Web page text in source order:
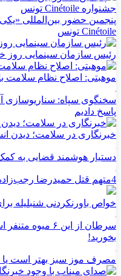
پنجمین حضور بین‌المللی
Cinétoile تونس
رئیس سازمان سینمایی روز
موهبتی: اصلاح نظام سلامت
سخنگوی سپاه: سناریوسازی
پاسخ دادیم
خبرنگاری در سلامت؛ دیدن
دستیار هوشمند قضایی به
4متهم قتل حمیدرضا رجب‌زاده دستگیر شدند
خواص باورنکردنی شنبلیله
سرطان از این ۶
بخورید!
مصرف موز سبز بهتر است یا